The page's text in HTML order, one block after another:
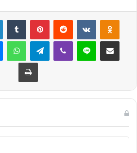
LinkedInTumblr PinterestReddit VKontakte
MessengerWhatsAppTelegramViber Line E-Posta ile
Yazdır